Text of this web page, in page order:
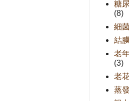
糖
(8)
細
結
老
(3)
老
蒸